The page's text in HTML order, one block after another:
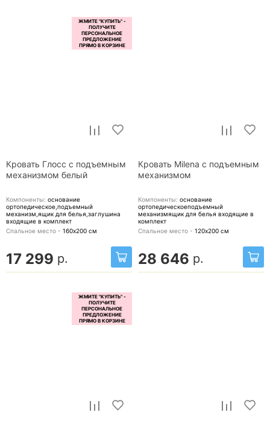
Кровать Глосс с подъемным
механизмом белый
Компоненты: основание
ортопедическое,подъемный
механизм,ящик для белья,заглушина
входящие в комплект
Спальное место - 160х200 см
17 299 р.
Кровать Milena с подъемным
механизмом
Компоненты: основание
ортопедическоеподъемный
механизмящик для белья входящие в
комплект
Спальное место - 120х200 см
28 646 р.